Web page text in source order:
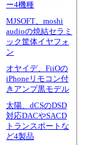
ー4機種
MJSOFT、moshi
audioの焼結セラミ
ック筐体イヤフォ
ン
オヤイデ、FiiOの
iPhoneリモコン付
きアンプ黒モデル
太陽、dCSのDSD
対応DACやSACD
トランスポートな
ど4製品